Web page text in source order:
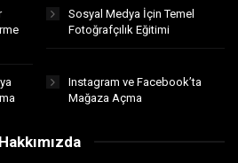
Sosyal Medya İçin Temel
Fotoğrafçılık Eğitimi
Instagram ve Facebook’ta
Mağaza Açma
Hakkımızda